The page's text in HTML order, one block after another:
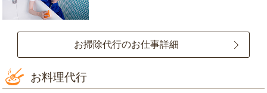
お掃除代行のお仕事詳細
お料理代行